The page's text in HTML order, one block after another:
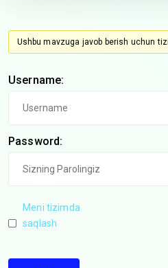
Ushbu mavzuga javob berish uchun
Username:
Password:
Meni tizimda
saqlash